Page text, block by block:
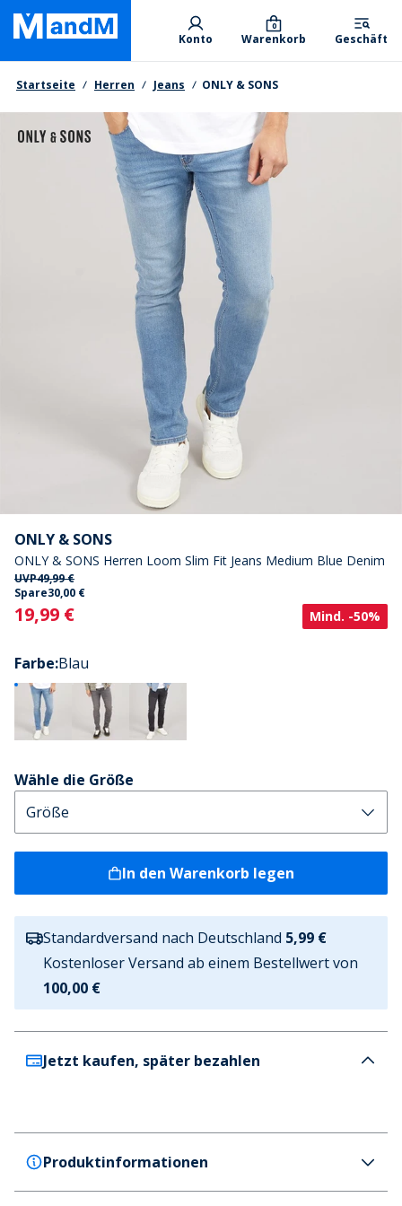
Skip
main
content
Primary departments
Konto Warenkorb
0
Geschäft
Brotkrumen
Startseite Herren Jeans ONLY & SONS
ONLY & SONS
ONLY & SONS Herren Loom Slim Fit Jeans Medium Blue Denim
UVP49,99 €
Spare30,00 €
Current
19,99 € Mind. -50%
Farbe:Blau
Wähle die Größe
In den Warenkorb legen
Standardversand nach Deutschland 5,99 €
Kostenloser Versand ab einem Bestellwert von
100,00 €
Jetzt kaufen, später bezahlen
Produktinformationen